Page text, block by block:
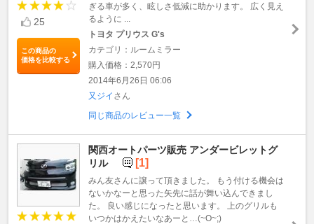
25
この商品の
価格を比較する
ぎる車が多く、眩しさ低減に助かります。 広く見え
るように ...
トヨタ プリウス G's
カテゴリ：ルームミラー
購入価格：2,570円
2014年6月26日 06:06
又ジイ さん
同じ商品のレビュー一覧
関西オートパーツ販売 アンダービレットグ
リル
[1]
みん友さんに譲って頂きました。 もう付ける機会は
ないかなーと思った矢先に話が舞い込んできまし
た。 良い感じになったと思います。 上のグリルも
いつかはかえたいなあーと…(~O~;)